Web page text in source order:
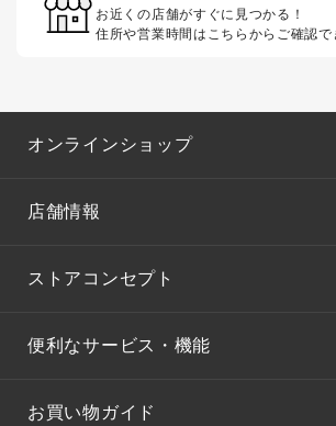
お近くの店舗がすぐに見つかる！
住所や営業時間はこちらからご確認で
オンラインショップ
店舗情報
ストアコンセプト
便利なサービス・機能
お買い物ガイド